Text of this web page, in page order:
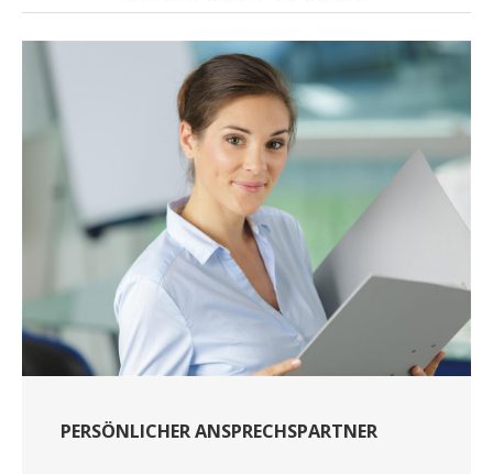
PERSÖNLICHER ANSPRECHSPARTNER